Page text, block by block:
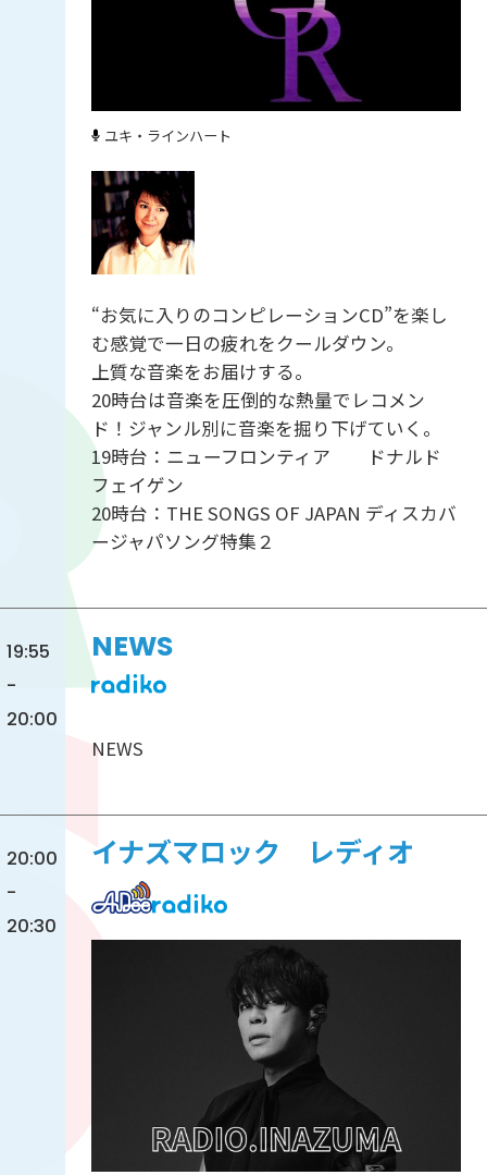
ユキ・ラインハート
“お気に入りのコンピレーションCD”を楽し
む感覚で一日の疲れをクールダウン。
上質な音楽をお届けする。
20時台は音楽を圧倒的な熱量でレコメン
ド！ジャンル別に音楽を掘り下げていく。
19時台：ニューフロンティア ドナルド
フェイゲン
20時台：THE SONGS OF JAPAN ディスカバ
ージャパソング特集２
19:55
-
20:00
NEWS
NEWS
20:00
-
20:30
イナズマロック レディオ